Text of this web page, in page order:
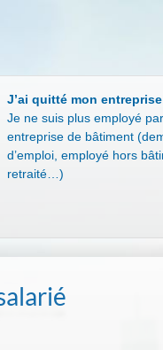
J’ai quitté mon
Je ne suis plus employé
entreprise de bâtiment
d’emploi, employé hors
retraité…)